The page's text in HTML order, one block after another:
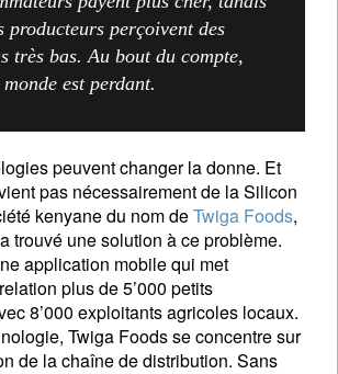
producteurs perçoivent des
très bas. Au bout du compte,
est perdant.
peuvent changer la donne. Et
pas nécessairement de la Silicon
kenyane du nom deTwiga Foods,
trouvé une solution à ce problème.
application mobile qui met
plus de 5’000 petits
8’000 exploitants agricoles locaux.
Twiga Foods se concentre sur
de la chaîne de distribution. Sans
la newsletter